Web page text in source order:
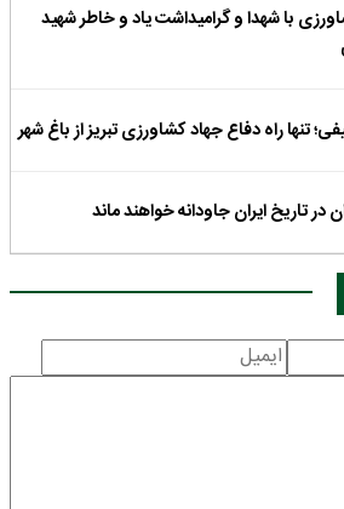
با شهدا و گرامیداشت یاد و خاطر شهید
تنها راه دفاع جهاد کشاورزی تبریز از باغ شهر
تاریخ ایران جاودانه خواهند ماند